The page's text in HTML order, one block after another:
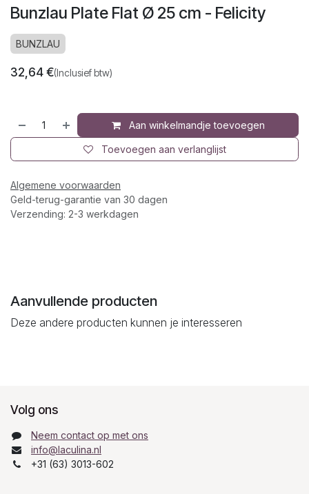
Bunzlau Plate Flat Ø 25 cm - Felicity
BUNZLAU
32,64€(Inclusief btw)
Aan winkelmandje toevoegen
Toevoegen aan verlanglijst
Algemene voorwaarden
Geld-terug-garantie van 30 dagen
Verzending: 2-3 werkdagen
Aanvullende producten
Deze andere producten kunnen je interesseren
Volg ons
Neem contact op met ons
info@laculina.nl
+31 (63) 3013-602